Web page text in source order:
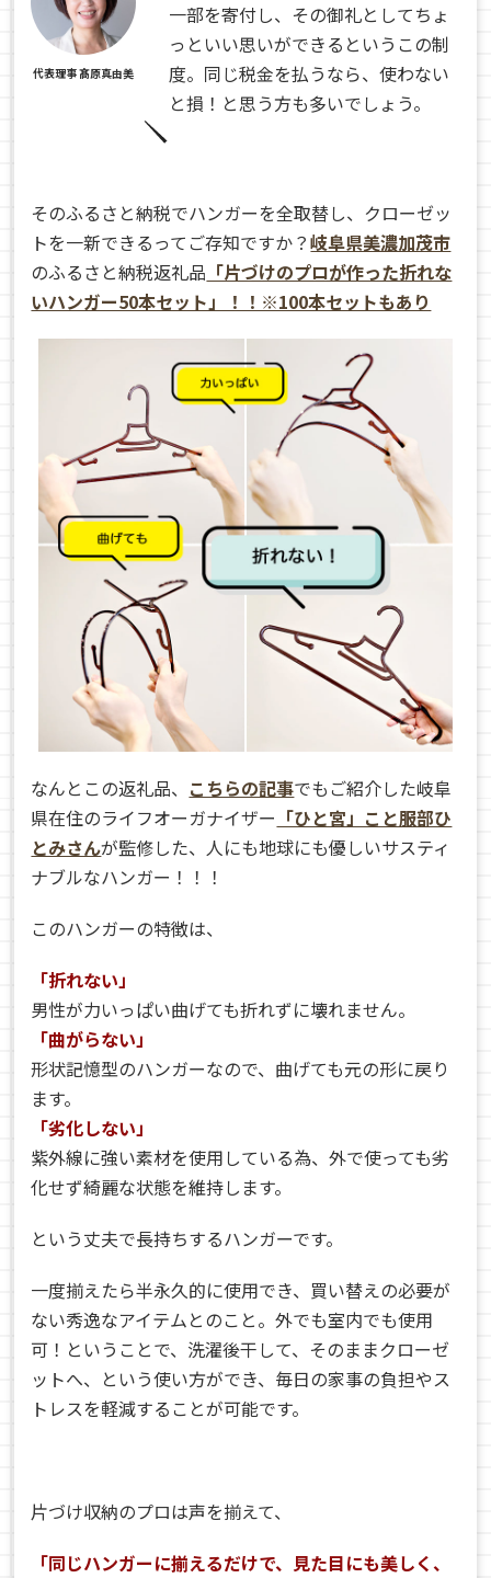
代表理事 髙原真由美
一部を寄付し、その御礼としてちょ
っといい思いができるというこの制
度。同じ税金を払うなら、使わない
と損！と思う方も多いでしょう。
そのふるさと納税でハンガーを全取替し、クローゼッ
トを一新できるってご存知ですか？岐阜県美濃加茂市
のふるさと納税返礼品 「片づけのプロが作った折れな
いハンガー50本セット」！！※100本セットもあり
なんとこの返礼品、 こちらの記事でもご紹介した岐阜
県在住のライフオーガナイザー 「ひと宮」こと服部ひ
とみさんが監修した、 人にも地球にも優しいサスティ
ナブルなハンガー！！！
このハンガーの特徴は、
「折れない」
男性が力いっぱい曲げても折れずに壊れません。
「曲がらない」
形状記憶型のハンガーなので、曲げても元の形に戻り
ます。
「劣化しない」
紫外線に強い素材を使用している為、外で使っても劣
化せず綺麗な状態を維持します。
という丈夫で長持ちするハンガーです。
一度揃えたら半永久的に使用でき、買い替えの必要が
ない秀逸なアイテムとのこと。外でも室内でも使用
可！ということで、洗濯後干して、そのままクローゼ
ットへ、という使い方ができ、毎日の家事の負担やス
トレスを軽減することが可能です。
片づけ収納のプロは声を揃えて、
「同じハンガーに揃えるだけで、見た目にも美しく、